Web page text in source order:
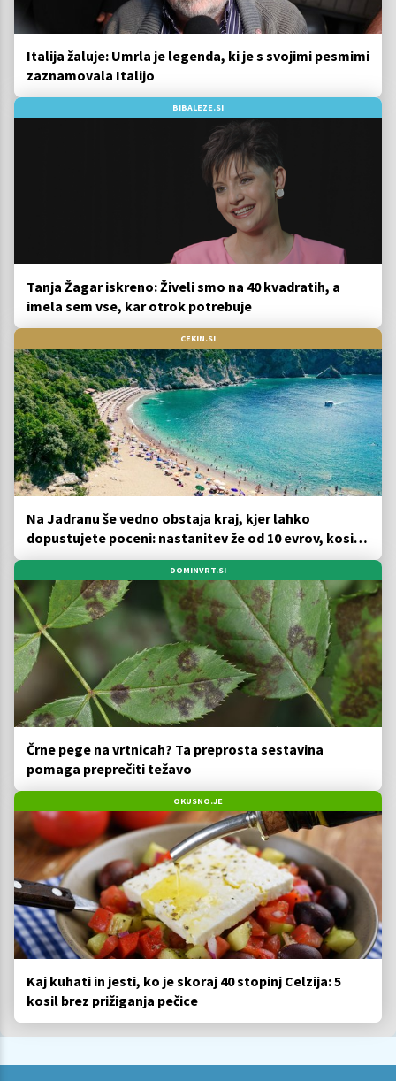
Italija žaluje: Umrla je legenda, ki je s svojimi pesmimi
zaznamovala Italijo
BIBALEZE.SI
Tanja Žagar iskreno: Živeli smo na 40 kvadratih, a
imela sem vse, kar otrok potrebuje
CEKIN.SI
Na Jadranu še vedno obstaja kraj, kjer lahko
dopustujete poceni: nastanitev že od 10 evrov, kosilo
za pet evrov
DOMINVRT.SI
Črne pege na vrtnicah? Ta preprosta sestavina
pomaga preprečiti težavo
OKUSNO.JE
Kaj kuhati in jesti, ko je skoraj 40 stopinj Celzija: 5
kosil brez prižiganja pečice